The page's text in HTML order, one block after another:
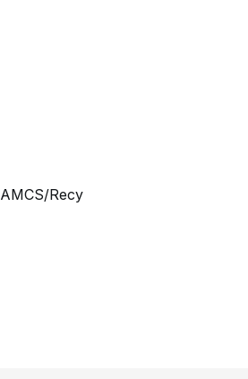
Recy